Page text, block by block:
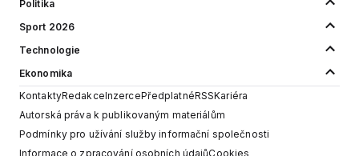
Politika
Sport 2026
Technologie
Ekonomika
KontaktyRedakceInzercePředplatnéRSSKariéra
Autorská práva k publikovaným materiálům
Podmínky pro užívání služby informační společnosti
Informace o zpracování osobních údajůCookies